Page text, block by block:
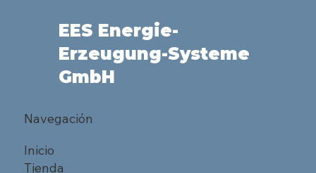
EES Energie-
Erzeugung-Systeme
GmbH
Navegación
Inicio
Tienda